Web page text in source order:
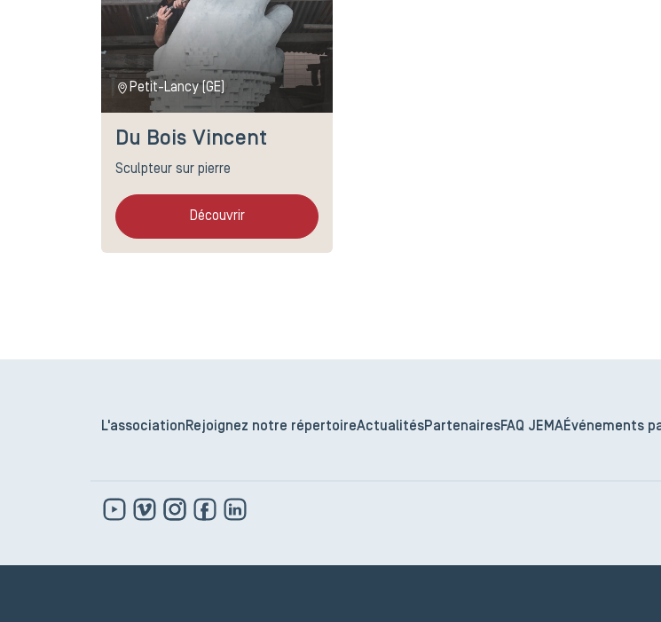
Petit-Lancy (GE)
Du Bois Vincent
Sculpteur sur pierre
Découvrir
L'association Rejoignez notre répertoireActualitésPartenairesFAQ JEMAÉvénements